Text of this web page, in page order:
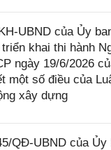
UBND của Ủy
khai thi hành
ngày 19/6/2026
một số điều của
xây dựng
QĐ-UBND của Ủy